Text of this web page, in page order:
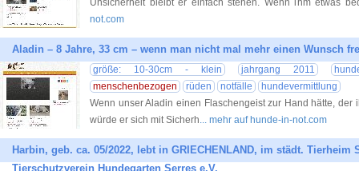
Unsicherheit bleibt er einfach stehen. Wenn ihm etwas
not.com
Aladin – 8 Jahre, 33 cm – wenn man nicht mal mehr einen Wunsch
größe: 10-30cm - klein jahrgang 2011
menschenbezogen
rüden notfälle
hundevermittlung
Wenn unser Aladin einen Flaschengeist zur Hand hätte, der
würde er sich mit Sicherh... mehr auf hunde-in-not.com
Harbin, geb. ca. 05/2022, lebt in GRIECHENLAND, im städt. Tierheim
Tierschutzverein Hundegarten Serres e.V.